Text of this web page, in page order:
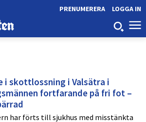
LOGGA IN
PRENUMERERA
i skottlossning i Valsätra i
fortfarande på fri fot –
har förts till sjukhus med misstänkta